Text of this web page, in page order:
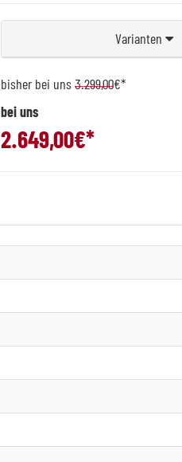
Varianten
bisher bei uns3.299,00€*
bei uns
2.649,00€*